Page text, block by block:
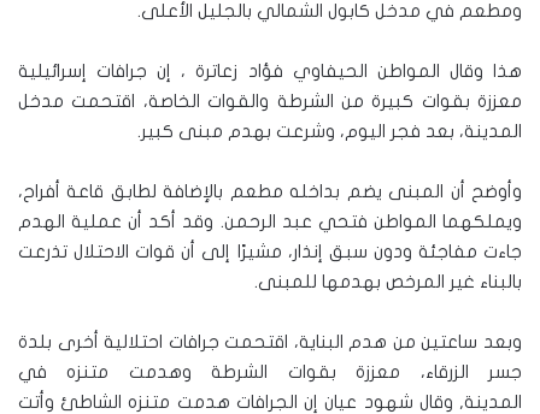
ومطعم في مدخل كابول الشمالي بالجليل الأعلى.
هذا وقال المواطن الحيفاوي فؤاد زعاترة ، إن جرافات إسرائيلية
معززة بقوات كبيرة من الشرطة والقوات الخاصة، اقتحمت مدخل
المدينة، بعد فجر اليوم، وشرعت بهدم مبنى كبير.
وأوضح أن المبنى يضم بداخله مطعم بالإضافة لطابق قاعة أفراح،
ويملكهما المواطن فتحي عبد الرحمن. وقد أكد أن عملية الهدم
جاءت مفاجئة ودون سبق إنذار، مشيرًا إلى أن قوات الاحتلال تذرعت
بالبناء غير المرخص بهدمها للمبنى.
وبعد ساعتين من هدم البناية، اقتحمت جرافات احتلالية أخرى بلدة
جسر الزرقاء، معززة بقوات الشرطة وهدمت متنزه في
المدينة, وقال شهود عيان إن الجرافات هدمت متنزه الشاطئ وأتت